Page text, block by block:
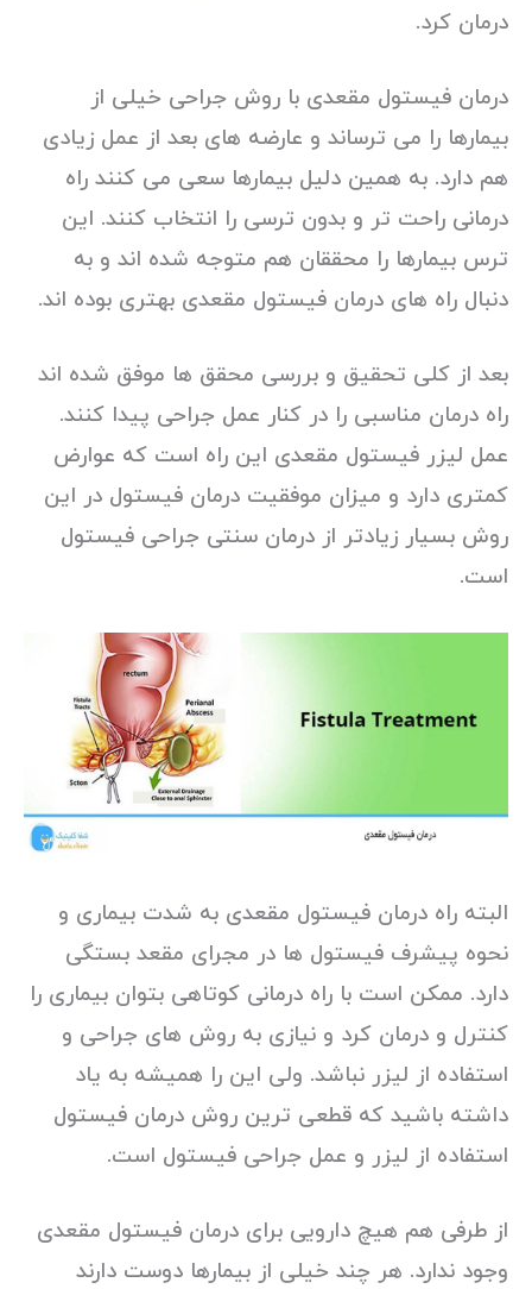
درمان کرد.
درمان فیستول مقعدی با روش جراحی خیلی از
بیمارها را می ترساند و عارضه های بعد از عمل زیادی
هم دارد. به همین دلیل بیمارها سعی می کنند راه
درمانی راحت تر و بدون ترسی را انتخاب کنند. این
ترس بیمارها را محققان هم متوجه شده اند و به
دنبال راه های درمان فیستول مقعدی بهتری بوده اند.
بعد از کلی تحقیق و بررسی محقق ها موفق شده اند
راه درمان مناسبی را در کنار عمل جراحی پیدا کنند.
عمل لیزر فیستول مقعدی این راه است که عوارض
کمتری دارد و میزان موفقیت درمان فیستول در این
روش بسیار زیادتر از درمان سنتی جراحی فیستول
است.
البته راه درمان فیستول مقعدی به شدت بیماری و
نحوه پیشرف فیستول ها در مجرای مقعد بستگی
دارد. ممکن است با راه درمانی کوتاهی بتوان بیماری را
کنترل و درمان کرد و نیازی به روش های جراحی و
استفاده از لیزر نباشد. ولی این را همیشه به یاد
داشته باشید که قطعی ترین روش درمان فیستول
استفاده از لیزر و عمل جراحی فیستول است.
از طرفی هم هیچ دارویی برای درمان فیستول مقعدی
وجود ندارد. هر چند خیلی از بیمارها دوست دارند